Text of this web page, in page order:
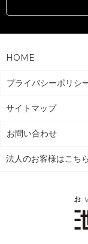
HOME
プライバシーポリシ
サイトマップ
お問い合わせ
法人のお客様はこちら